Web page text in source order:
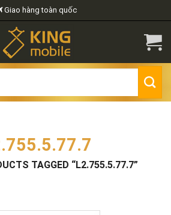
Giao hàng toàn quốc
TAGGED “L2.755.5.77.7”